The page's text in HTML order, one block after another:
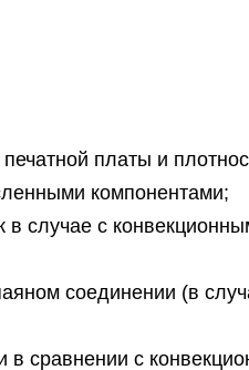
платы и
компонентами;
в случае с
соединении (в
сравнении с